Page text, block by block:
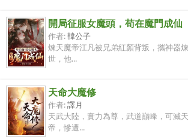
開局征服女魔頭，苟在魔門成仙
作者:韓公子
煉天魔帝江凡被兄弟紅顏背叛，攜神器
世，他...
天命大魔修
作者:譯月
天武大陸，實力為尊，武道巔峰，可滅
帝，慘遭...